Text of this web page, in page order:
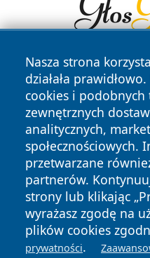
Nasza strona
działała
cookies i
zewnętrznych
analitycznych,
społecznościowych.
przetwarzane
partnerów.
strony lub klikając
wyrażasz zgodę na
plików cookies
prywatności.
Copyright © 2026
zastrzeżone.
News Autorzy